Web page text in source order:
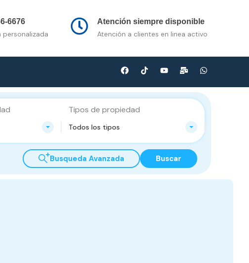
en Venta Contacto Multimedia
6676
personalizada
Atención siempre disponible
Atención a clientes en linea activo
Tipos de propiedad
Todos los tipos
Busqueda Avanzada Buscar